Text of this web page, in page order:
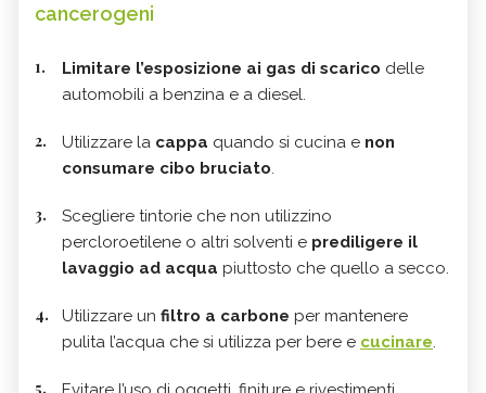
cancerogeni
Limitare l’esposizione ai gas di scarico delle
automobili a benzina e a diesel.
Utilizzare la cappa quando si cucina e non
consumare cibo bruciato.
Scegliere tintorie che non utilizzino
percloroetilene o altri solventi e prediligere il
lavaggio ad acqua piuttosto che quello a secco.
Utilizzare un filtro a carbone per mantenere
pulita l’acqua che si utilizza per bere e cucinare.